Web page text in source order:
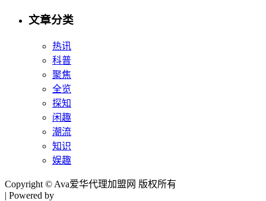
文章分类
热讯
科普
聚焦
全览
探知
闲趣
潮流
知识
娱趣
Copyright © Ava爱华代理加盟网 版权所有
| Powered by